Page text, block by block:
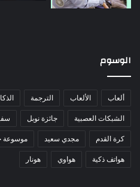
الوسوم
ألعاب الألعاب الترجمة
الشبكات العصبية جائزة نوبل
كرة القدم مجدي سعيد موسوعة
هواتف ذكية هواوي هونار